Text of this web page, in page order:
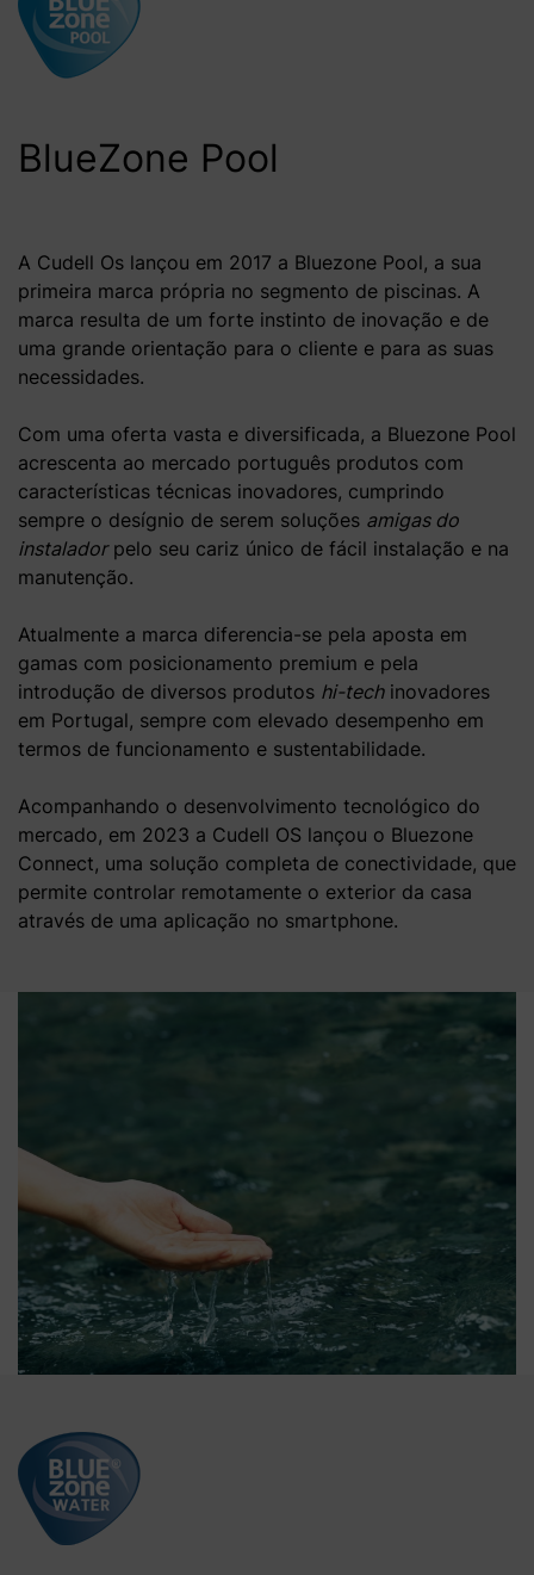
BlueZone Pool
A Cudell Os lançou em 2017 a Bluezone Pool, a sua
primeira marca própria no segmento de piscinas. A
marca resulta de um forte instinto de inovação e de
uma grande orientação para o cliente e para as suas
necessidades.
Com uma oferta vasta e diversificada, a Bluezone Pool
acrescenta ao mercado português produtos com
características técnicas inovadores, cumprindo
sempre o desígnio de serem soluções amigas do
instaladorpelo seu cariz único de fácil instalação e na
manutenção.
Atualmente a marca diferencia-se pela aposta em
gamas com posicionamento premium e pela
introdução de diversos produtos hi-techinovadores
em Portugal, sempre com elevado desempenho em
termos de funcionamento e sustentabilidade.
Acompanhando o desenvolvimento tecnológico do
mercado, em 2023 a Cudell OS lançou o Bluezone
Connect, uma solução completa de conectividade, que
permite controlar remotamente o exterior da casa
através de uma aplicação no smartphone.